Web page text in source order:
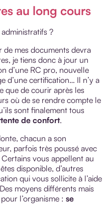
au long cours
?
de mes documents devra
je tiens donc à jour un
d’une RC pro, nouvelle
d’une certification… Il n’y a
que de courir après les
où de se rendre compte le
sont finalement tous
de confort.
chacun a son
parfois très poussé avec
vous appellent au
disponible, d’autres
qui vous sollicite à l’aide
moyens différents mais
l’organisme : se